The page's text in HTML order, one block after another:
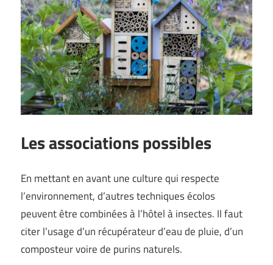
Les associations possibles
En mettant en avant une culture qui respecte
l’environnement, d’autres techniques écolos
peuvent être combinées à l’hôtel à insectes. Il faut
citer l’usage d’un récupérateur d’eau de pluie, d’un
composteur voire de purins naturels.